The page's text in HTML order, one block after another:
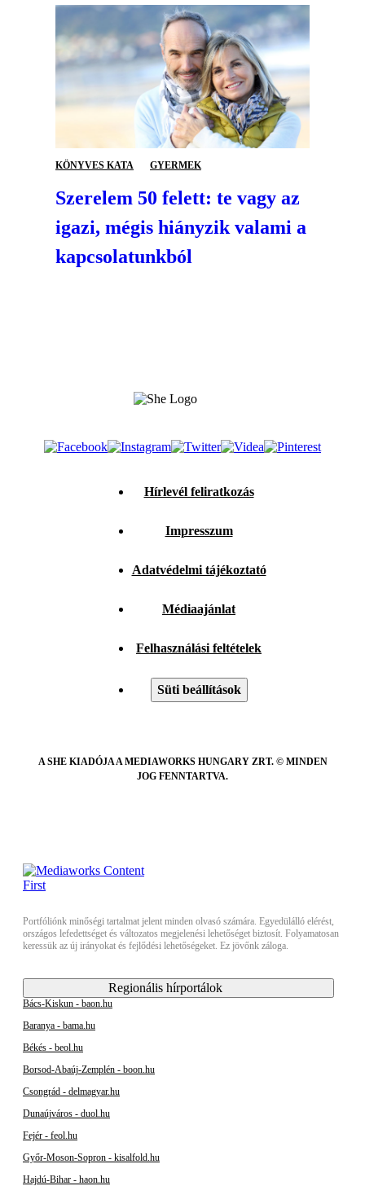
KÖNYVES KATA GYERMEK
Szerelem 50 felett: te vagy az
igazi, mégis hiányzik valami a
kapcsolatunkból
Hírlevél feliratkozás
Impresszum
Adatvédelmi tájékoztató
Médiaajánlat
Felhasználási feltételek
Süti beállítások
A SHE KIADÓJA A MEDIAWORKS HUNGARY ZRT. © MINDEN
JOG FENNTARTVA.
Portfóliónk minőségi tartalmat jelent minden olvasó számára. Egyedülálló elérést,
országos lefedettséget és változatos megjelenési lehetőséget biztosít. Folyamatosan
keressük az új irányokat és fejlődési lehetőségeket. Ez jövőnk záloga.
Regionális hírportálok
Bács-Kiskun - baon.hu
Baranya - bama.hu
Békés - beol.hu
Borsod-Abaúj-Zemplén - boon.hu
Csongrád - delmagyar.hu
Dunaújváros - duol.hu
Fejér - feol.hu
Győr-Moson-Sopron - kisalfold.hu
Hajdú-Bihar - haon.hu